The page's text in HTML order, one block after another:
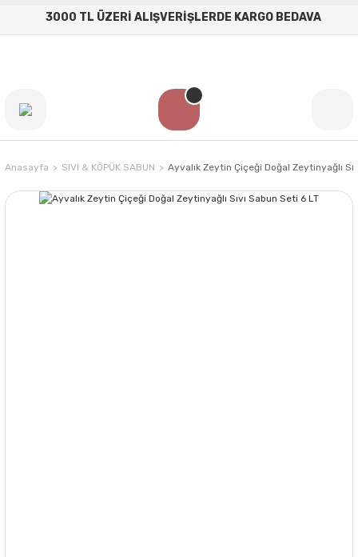
3000 TL ÜZERİ ALIŞVERİŞLERDE KARGO BEDAVA
Anasayfa SIVI & KÖPÜK SABUN Ayvalık Zeytin Çiçeği Doğal Zeytinyağlı